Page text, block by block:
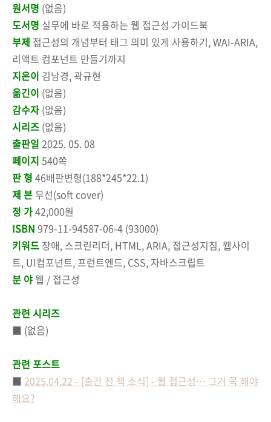
원서명 (없음)
도서명 실무에 바로 적용하는 웹 접근성 가이드북
부제 접근성의 개념부터 태그 의미 있게 사용하기, WAI-ARIA,
리액트 컴포넌트 만들기까지
지은이 김남경, 곽규현
옮긴이 (없음)
감수자 (없음)
시리즈 (없음)
출판일 2025. 05. 08
페이지 540쪽
판 형 46배판변형(188*245*22.1)
제 본 무선(soft cover)
정 가42,000원
ISBN 979-11-94587-06-4 (93000)
키워드 장애, 스크린리더, HTML, ARIA, 접근성지침, 웹사이
트, UI컴포넌트, 프런트엔드, CSS, 자바스크립트
분 야 웹 / 접근성
관련 시리즈
■ (없음)
관련 포스트
■ 2025.04.22 - [출간 전 책 소식] - 웹 접근성… 그거 꼭 해야
해요?